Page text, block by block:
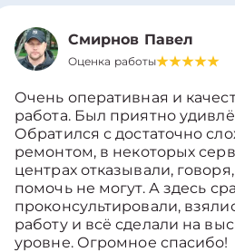
Смирнов Павел
Оценка работы
Очень оперативная и
работа. Был приятно
Обратился с достаточно
ремонтом, в некоторых
центрах отказывали,
помочь не могут. А здесь
проконсультировали,
работу и всё сделали на
уровне. Огромное спасибо!